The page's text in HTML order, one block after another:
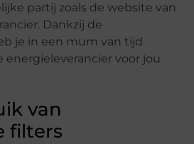
partij zoals de website van
Dankzij de
je in een mum van tijd
voor jou
van
filters